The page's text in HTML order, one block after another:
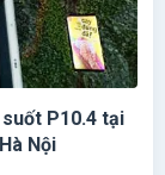
P10.4 tại
Nội